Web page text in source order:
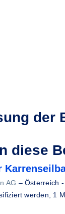
der
diese
AG –Österreich
werden, 1